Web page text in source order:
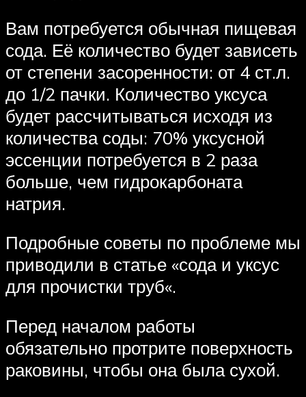
Вам потребуется обычная пищевая
сода. Её количество будет зависеть
от степени засоренности: от 4 ст.л.
до 1/2 пачки. Количество уксуса
будет рассчитываться исходя из
количества соды: 70% уксусной
эссенции потребуется в 2 раза
больше, чем гидрокарбоната
натрия.
Подробные советы по проблеме мы
приводили в статье «сода и уксус
для прочистки труб«.
Перед началом работы
обязательно протрите поверхность
раковины, чтобы она была сухой.